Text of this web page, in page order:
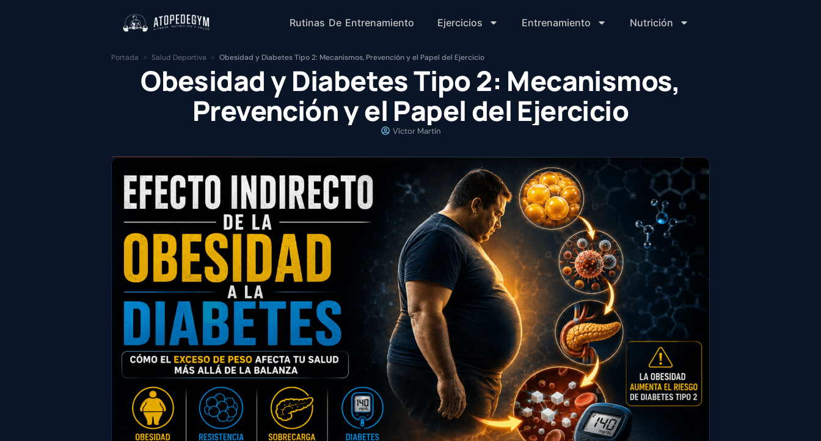
Rutinas De Entrenamiento Ejercicios Entrenamiento Nutrición
Portada » Salud Deportiva » Obesidad y Diabetes Tipo 2: Mecanismos, Prevención y el Papel del Ejercicio
Obesidad y Diabetes Tipo 2: Mecanismos,
Prevención y el Papel del Ejercicio
Víctor Martín